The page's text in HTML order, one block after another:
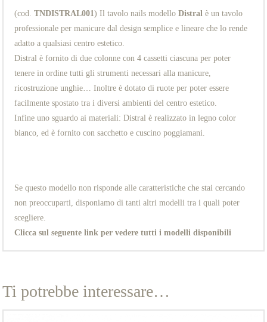
(cod. TNDISTRAL001 ) Il tavolo nails modello Distral è un tavolo
professionale per manicure dal design semplice e lineare che lo rende
adatto a qualsiasi centro estetico.
Distral è fornito di due colonne con 4 cassetti ciascuna per poter
tenere in ordine tutti gli strumenti necessari alla manicure,
ricostruzione unghie… Inoltre è dotato di ruote per poter essere
facilmente spostato tra i diversi ambienti del centro estetico.
Infine uno sguardo ai materiali: Distral è realizzato in legno color
bianco, ed è fornito con sacchetto e cuscino poggiamani.
Se questo modello non risponde alle caratteristiche che stai cercando
non preoccuparti, disponiamo di tanti altri modelli tra i quali poter
scegliere.
Clicca sul seguente link per vedere tutti i modelli disponibili
Ti potrebbe interessare…